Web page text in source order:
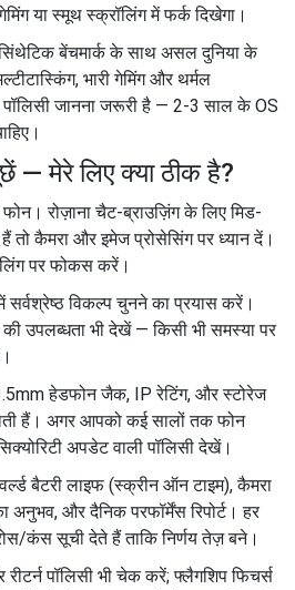
या स्मूथ स्क्रॉलिंग में फर्क दिखेगा।
बेंचमार्क के साथ असल दुनिया के
भारी गेमिंग और थर्मल
जानना जरूरी है — 2-3 साल के OS
— मेरे लिए क्या ठीक है?
रोज़ाना चैट-ब्राउज़िंग के लिए मिड-
तो कैमरा और इमेज प्रोसेसिंग पर ध्यान दें।
पर फोकस करें।
विकल्प चुनने का प्रयास करें।
उपलब्धता भी देखें — किसी भी समस्या पर
हेडफोन जैक, IP रेटिंग, और स्टोरेज
हैं। अगर आपको कई सालों तक फोन
अपडेट वाली पॉलिसी देखें।
बैटरी लाइफ (स्क्रीन ऑन टाइम), कैमरा
और दैनिक परफॉर्मेंस रिपोर्ट। हर
कंस सूची देते हैं ताकि निर्णय तेज़ बने।
पॉलिसी भी चेक करें; फ्लैगशिप फिचर्स